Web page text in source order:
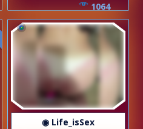
1064
◉ Life_isSex